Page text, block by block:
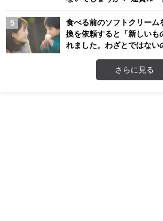
食べる前のソフトクリーム
換を依頼すると「新しいも
れました。わざとではない
さらに見る